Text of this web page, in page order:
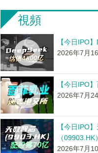
視頻
【今日IPO
2026年7月
【今日IPO
2026年7月
【今日IPO
（09903.HK）
2026年7月